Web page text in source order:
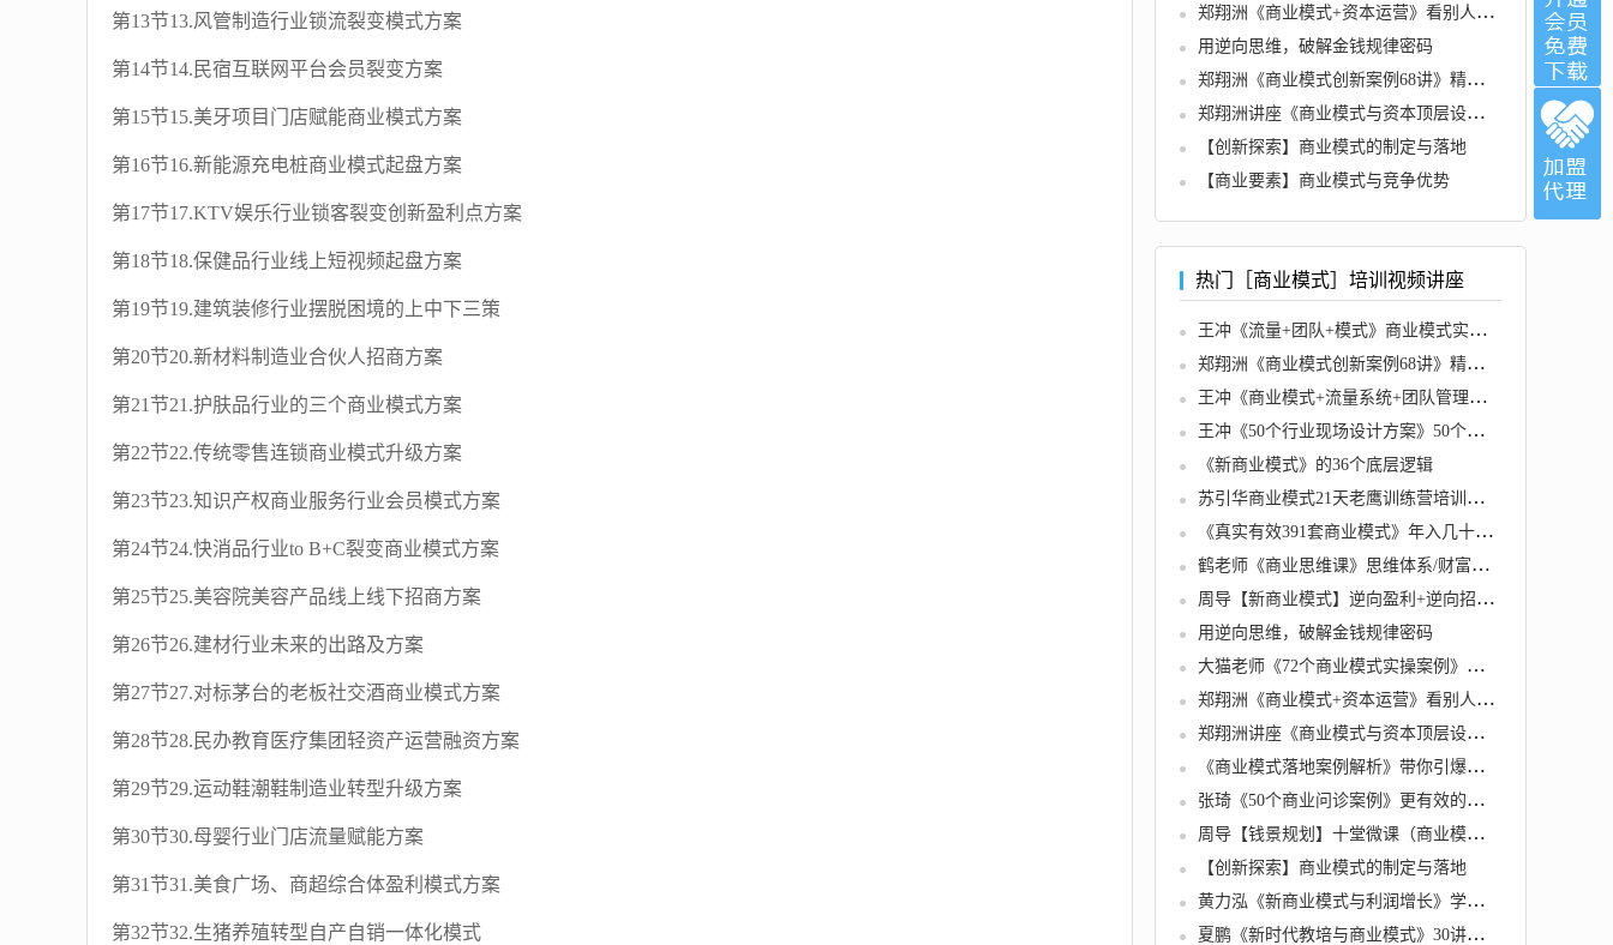
第13节13.风管制造行业锁流裂变模式方案
第14节14.民宿互联网平台会员裂变方案
第15节15.美牙项目门店赋能商业模式方案
第16节16.新能源充电桩商业模式起盘方案
第17节17.KTV娱乐行业锁客裂变创新盈利点方案
第18节18.保健品行业线上短视频起盘方案
第19节19.建筑装修行业摆脱困境的上中下三策
第20节20.新材料制造业合伙人招商方案
第21节21.护肤品行业的三个商业模式方案
第22节22.传统零售连锁商业模式升级方案
第23节23.知识产权商业服务行业会员模式方案
第24节24.快消品行业to B+C裂变商业模式方案
第25节25.美容院美容产品线上线下招商方案
第26节26.建材行业未来的出路及方案
第27节27.对标茅台的老板社交酒商业模式方案
第28节28.民办教育医疗集团轻资产运营融资方案
第29节29.运动鞋潮鞋制造业转型升级方案
第30节30.母婴行业门店流量赋能方案
第31节31.美食广场、商超综合体盈利模式方案
第32节32.生猪养殖转型自产自销一体化模式
郑翔洲《商业模式+资本运营》看别人的模式寻找自己机会
用逆向思维，破解金钱规律密码
郑翔洲《商业模式创新案例68讲》精选20+传统行业案例，68种商业模式的精髓与诀窍
郑翔洲讲座《商业模式与资本顶层设计》演讲视频
【创新探索】商业模式的制定与落地
【商业要素】商业模式与竞争优势
热门［商业模式］培训视频讲座
王冲《流量+团队+模式》商业模式实战课，赚钱十倍速
郑翔洲《商业模式创新案例68讲》精选20+传统行业案例，68种商业模式的精髓与诀窍
王冲《商业模式+流量系统+团队管理》培训课程视频
王冲《50个行业现场设计方案》50个方案实录商业模式
《新商业模式》的36个底层逻辑
苏引华商业模式21天老鹰训练营培训课程视频
《真实有效391套商业模式》年入几十到几百万案例解析
鹤老师《商业思维课》思维体系/财富逻辑/风口趋势篇课程视频
周导【新商业模式】逆向盈利+逆向招商+逆向融资 视频价值1980元
用逆向思维，破解金钱规律密码
大猫老师《72个商业模式实操案例》案例72变，门店盈利照着做
郑翔洲《商业模式+资本运营》看别人的模式寻找自己机会
郑翔洲讲座《商业模式与资本顶层设计》演讲视频
《商业模式落地案例解析》带你引爆流量，高效转化让你的产品更好卖
张琦《50个商业问诊案例》更有效的商业模式盈利技巧
周导【钱景规划】十堂微课（商业模式速成班，十天成专家）音频
【创新探索】商业模式的制定与落地
黄力泓《新商业模式与利润增长》学完让你商业模式有了新的认识
夏鹏《新时代教培与商业模式》30讲视频课程